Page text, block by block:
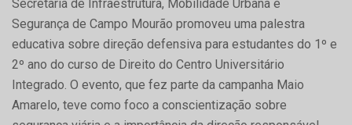
Secretaria de Infraestrutura, Mobilidade Urbana e
Segurança de Campo Mourão promoveu uma palestra
educativa sobre direção defensiva para estudantes do 1º e
2º ano do curso de Direito do Centro Universitário
Integrado. O evento, que fez parte da campanha Maio
Amarelo, teve como foco a conscientização sobre